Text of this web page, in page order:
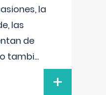
la
las
de
tambi...
+